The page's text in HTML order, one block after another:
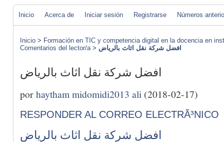
Inicio Acerca de Iniciar sesión Registrarse Números
Inicio > Formación en TIC y competencia digital en la docencia en
Comentarios del lector/a> افضل شركة نقل اثاث بالرياض
افضل شركة نقل اثاث بالرياض
porhaytham midomidi2013 ali (2018-02-17)
RESPONDER AL CORREO ELECTRÃ³NICO
افضل شركة نقل اثاث بالرياض